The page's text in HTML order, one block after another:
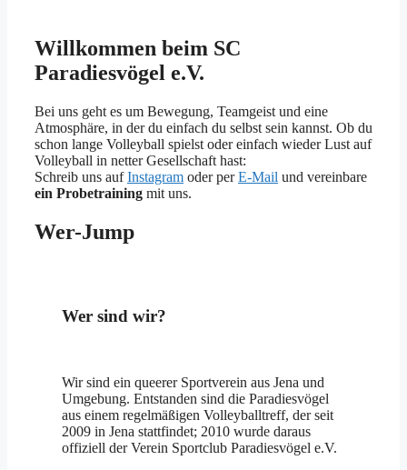
Willkommen beim SC
Paradiesvögel e.V.
Bei uns geht es um Bewegung, Teamgeist und eine
Atmosphäre, in der du einfach du selbst sein kannst. Ob du
schon lange Volleyball spielst oder einfach wieder Lust auf
Volleyball in netter Gesellschaft hast:
Schreib uns aufInstagram oder perE-Mail und vereinbare
ein Probetraining mit uns.
Wer-Jump
Wer sind wir?
Wir sind ein queerer Sportverein aus Jena und
Umgebung. Entstanden sind die Paradiesvögel
aus einem regelmäßigen Volleyballtreff, der seit
2009 in Jena stattfindet; 2010 wurde daraus
offiziell der Verein Sportclub Paradiesvögel e.V.